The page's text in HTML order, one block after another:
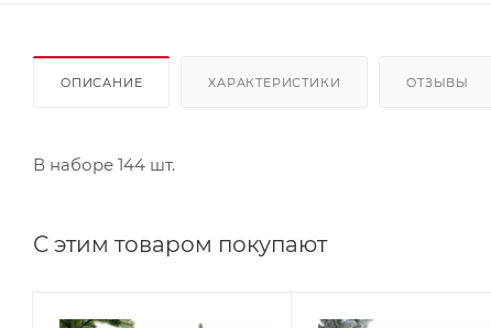
ОПИСАНИЕ ХАРАКТЕРИСТИКИ ОТЗЫВЫ
В наборе 144 шт.
С этим товаром покупают